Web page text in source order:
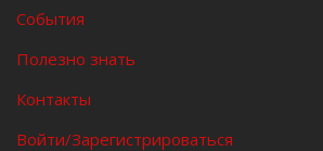
События
Полезно знать
Контакты
Войти/Зарегистрироваться